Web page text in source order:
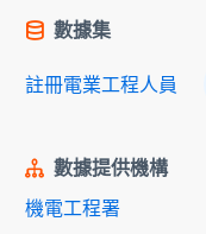
數據集
註冊電業工程人員
數據提供機構
機電工程署